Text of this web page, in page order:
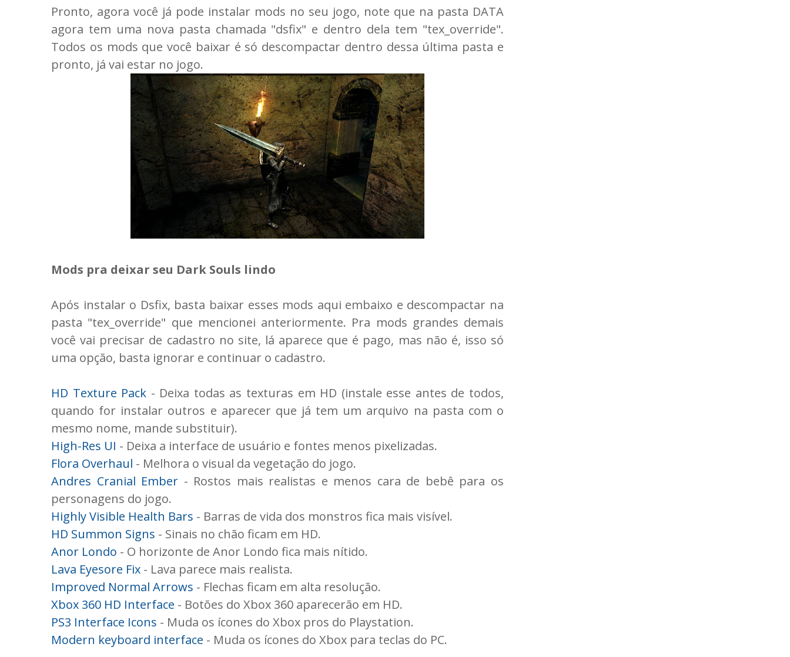
Pronto, agora você já pode instalar mods no seu jogo, note que na pasta DATA
agora tem uma nova pasta chamada "dsfix" e dentro dela tem "tex_override".
Todos os mods que você baixar é só descompactar dentro dessa última pasta e
pronto, já vai estar no jogo.
Mods pra deixar seu Dark Souls lindo
Após instalar o Dsfix, basta baixar esses mods aqui embaixo e descompactar na
pasta "tex_override" que mencionei anteriormente. Pra mods grandes demais
você vai precisar de cadastro no site, lá aparece que é pago, mas não é, isso só
uma opção, basta ignorar e continuar o cadastro.
HD Texture Pack - Deixa todas as texturas em HD (instale esse antes de todos,
quando for instalar outros e aparecer que já tem um arquivo na pasta com o
mesmo nome, mande substituir).
High-Res UI - Deixa a interface de usuário e fontes menos pixelizadas.
Flora Overhaul - Melhora o visual da vegetação do jogo.
Andres Cranial Ember - Rostos mais realistas e menos cara de bebê para os
personagens do jogo.
Highly Visible Health Bars - Barras de vida dos monstros fica mais visível.
HD Summon Signs - Sinais no chão ficam em HD.
Anor Londo - O horizonte de Anor Londo fica mais nítido.
Lava Eyesore Fix - Lava parece mais realista.
Improved Normal Arrows - Flechas ficam em alta resolução.
Xbox 360 HD Interface - Botões do Xbox 360 aparecerão em HD.
PS3 Interface Icons - Muda os ícones do Xbox pros do Playstation.
Modern keyboard interface - Muda os ícones do Xbox para teclas do PC.